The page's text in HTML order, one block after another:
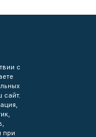
с
сайт.
при